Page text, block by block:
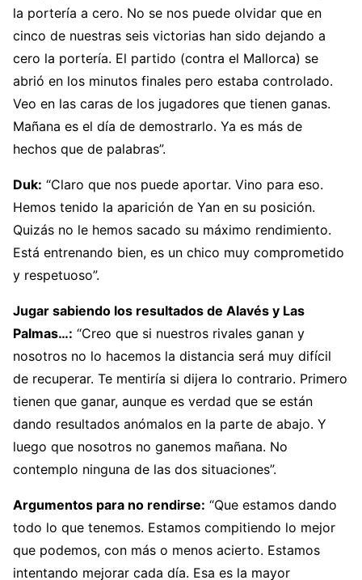
la portería a cero. No se nos puede olvidar que en
cinco de nuestras seis victorias han sido dejando a
cero la portería. El partido (contra el Mallorca) se
abrió en los minutos finales pero estaba controlado.
Veo en las caras de los jugadores que tienen ganas.
Mañana es el día de demostrarlo. Ya es más de
hechos que de palabras”.
Duk: “Claro que nos puede aportar. Vino para eso.
Hemos tenido la aparición de Yan en su posición.
Quizás no le hemos sacado su máximo rendimiento.
Está entrenando bien, es un chico muy comprometido
y respetuoso”.
Jugar sabiendo los resultados de Alavés y Las
Palmas…: “Creo que si nuestros rivales ganan y
nosotros no lo hacemos la distancia será muy difícil
de recuperar. Te mentiría si dijera lo contrario. Primero
tienen que ganar, aunque es verdad que se están
dando resultados anómalos en la parte de abajo. Y
luego que nosotros no ganemos mañana. No
contemplo ninguna de las dos situaciones”.
Argumentos para no rendirse: “Que estamos dando
todo lo que tenemos. Estamos compitiendo lo mejor
que podemos, con más o menos acierto. Estamos
intentando mejorar cada día. Esa es la mayor